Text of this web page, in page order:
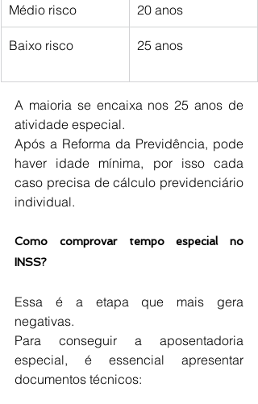
Médio risco 20 anos
Baixo risco 25 anos
A maioria se encaixa nos 25 anos de
atividade especial.
Após a Reforma da Previdência, pode
haver idade mínima, por isso cada
caso precisa de cálculo previdenciário
individual.
Como comprovar tempo especial no
INSS?
Essa é a etapa que mais gera
negativas.
Para conseguir a aposentadoria
especial, é essencial apresentar
documentos técnicos: